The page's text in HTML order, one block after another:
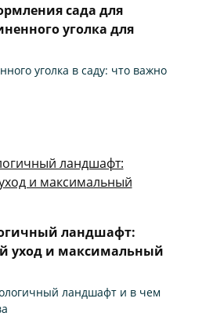
сада для
уголка для
уголка в саду: что важно
ландшафт:
уход и максимальный
ландшафт и в чем